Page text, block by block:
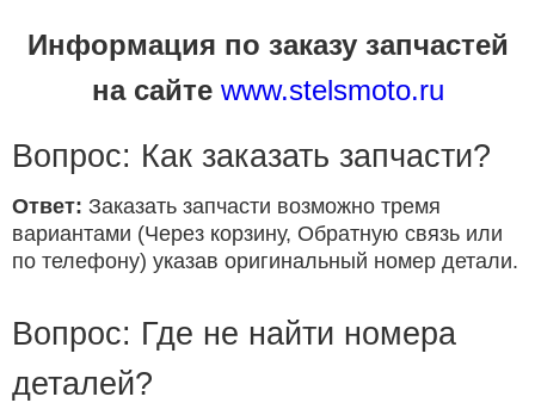
Информация по заказу запчастей
на сайте www.stelsmoto.ru
Вопрос: Как заказать запчасти?
Ответ: Заказать запчасти возможно тремя
вариантами (Через корзину, Обратную связь или
по телефону) указав оригинальный номер детали.
Вопрос: Где не найти номера
деталей?